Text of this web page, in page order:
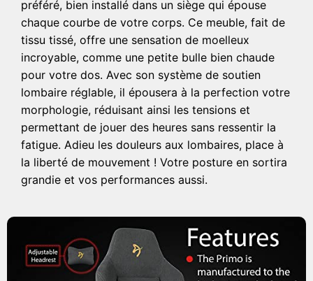
préféré, bien installé dans un siège qui épouse
chaque courbe de votre corps. Ce meuble, fait de
tissu tissé, offre une sensation de moelleux
incroyable, comme une petite bulle bien chaude
pour votre dos. Avec son système de soutien
lombaire réglable, il épousera à la perfection votre
morphologie, réduisant ainsi les tensions et
permettant de jouer des heures sans ressentir la
fatigue. Adieu les douleurs aux lombaires, place à
la liberté de mouvement ! Votre posture en sortira
grandie et vos performances aussi.